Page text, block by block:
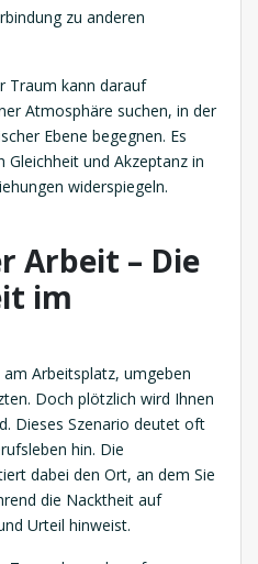
zu anderen
Traum kann darauf
Atmosphäre suchen, in der
Ebene begegnen. Es
Gleichheit und Akzeptanz in
widerspiegeln.
Arbeit – Die
im
am Arbeitsplatz, umgeben
Doch plötzlich wird Ihnen
Dieses Szenario deutet oft
hin. Die
dabei den Ort, an dem Sie
die Nacktheit auf
Urteil hinweist.